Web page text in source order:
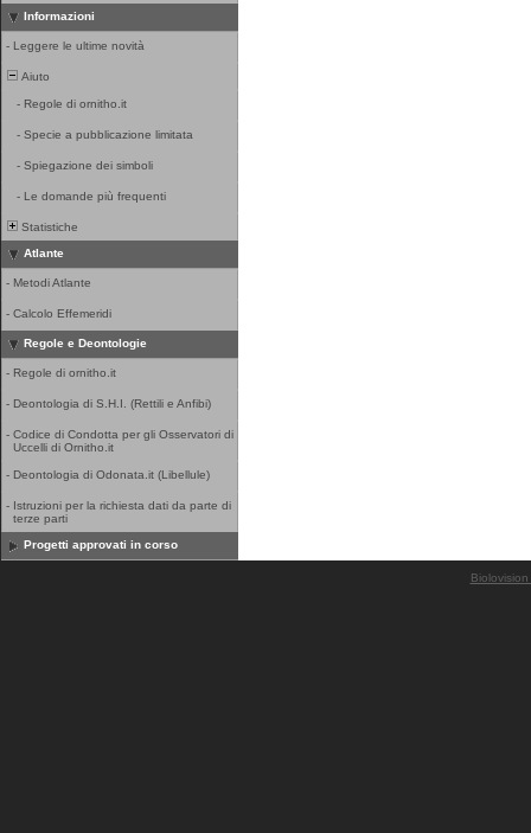
Informazioni
- Leggere le ultime novità
Aiuto
- Regole di ornitho.it
- Specie a pubblicazione limitata
- Spiegazione dei simboli
- Le domande più frequenti
Statistiche
Atlante
- Metodi Atlante
- Calcolo Effemeridi
Regole e Deontologie
- Regole di ornitho.it
- Deontologia di S.H.I. (Rettili e Anfibi)
- Codice di Condotta per gli Osservatori di
Uccelli di Ornitho.it
- Deontologia di Odonata.it (Libellule)
- Istruzioni per la richiesta dati da parte di
terze parti
Progetti approvati in corso
Biolovision